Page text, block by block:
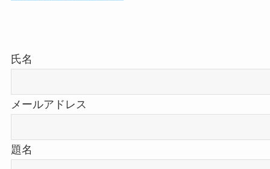
氏名
メールアドレス
題名